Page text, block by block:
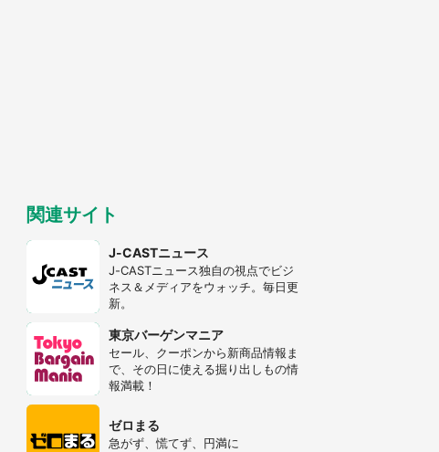
関連サイト
J-CASTニュース
J-CASTニュース独自の視点でビジ
ネス＆メディアをウォッチ。毎日更
新。
東京バーゲンマニア
セール、クーポンから新商品情報ま
で、その日に使える掘り出しもの情
報満載！
ゼロまる
急がず、慌てず、円満に